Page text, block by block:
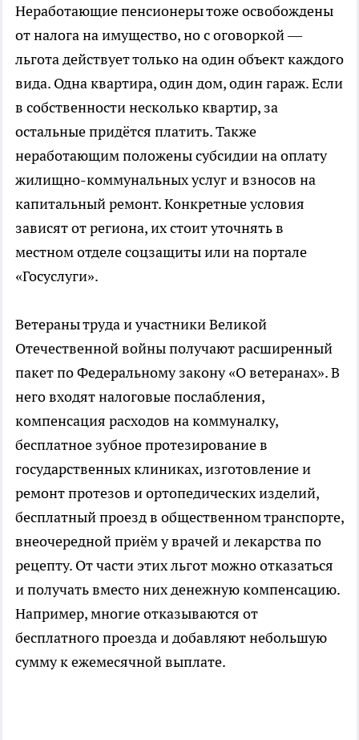
Неработающие пенсионеры тоже освобождены
от налога на имущество, но с оговоркой —
льгота действует только на один объект каждого
вида. Одна квартира, один дом, один гараж. Если
в собственности несколько квартир, за
остальные придётся платить. Также
неработающим положены субсидии на оплату
жилищно-коммунальных услуг и взносов на
капитальный ремонт. Конкретные условия
зависят от региона, их стоит уточнять в
местном отделе соцзащиты или на портале
«Госуслуги».
Ветераны труда и участники Великой
Отечественной войны получают расширенный
пакет по Федеральному закону «О ветеранах». В
него входят налоговые послабления,
компенсация расходов на коммуналку,
бесплатное зубное протезирование в
государственных клиниках, изготовление и
ремонт протезов и ортопедических изделий,
бесплатный проезд в общественном транспорте,
внеочередной приём у врачей и лекарства по
рецепту. От части этих льгот можно отказаться
и получать вместо них денежную компенсацию.
Например, многие отказываются от
бесплатного проезда и добавляют небольшую
сумму к ежемесячной выплате.